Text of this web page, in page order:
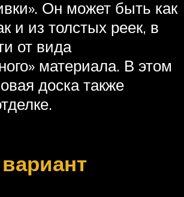
Он может быть как
и из толстых реек, в
от вида
материала. В этом
доска также